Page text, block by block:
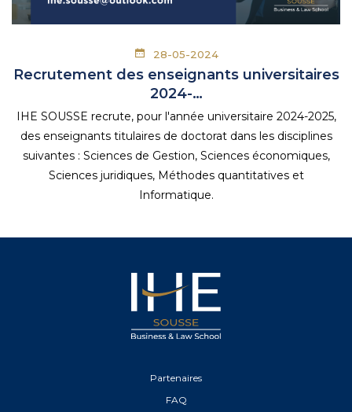
28-05-2024
Recrutement des enseignants universitaires
2024-…
IHE SOUSSE recrute, pour l'année universitaire 2024-2025,
des enseignants titulaires de doctorat dans les disciplines
suivantes : Sciences de Gestion, Sciences économiques,
Sciences juridiques, Méthodes quantitatives et
Informatique.
Partenaires
FAQ